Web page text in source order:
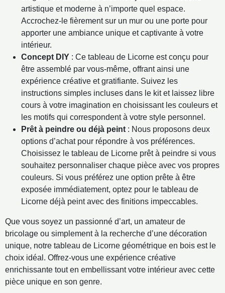
artistique et moderne à n’importe quel espace.
Accrochez-le fièrement sur un mur ou une porte pour
apporter une ambiance unique et captivante à votre
intérieur.
Concept DIY : Ce tableau de Licorne est conçu pour
être assemblé par vous-même, offrant ainsi une
expérience créative et gratifiante. Suivez les
instructions simples incluses dans le kit et laissez libre
cours à votre imagination en choisissant les couleurs et
les motifs qui correspondent à votre style personnel.
Prêt à peindre ou déjà peint : Nous proposons deux
options d’achat pour répondre à vos préférences.
Choisissez le tableau de Licorne prêt à peindre si vous
souhaitez personnaliser chaque pièce avec vos propres
couleurs. Si vous préférez une option prête à être
exposée immédiatement, optez pour le tableau de
Licorne déjà peint avec des finitions impeccables.
Que vous soyez un passionné d’art, un amateur de
bricolage ou simplement à la recherche d’une décoration
unique, notre tableau de Licorne géométrique en bois est le
choix idéal. Offrez-vous une expérience créative
enrichissante tout en embellissant votre intérieur avec cette
pièce unique en son genre.